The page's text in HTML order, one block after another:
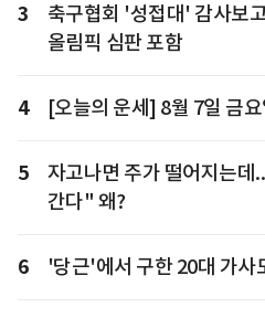
3
축구협회 '성접대' 감사보
올림픽 심판 포함
4 [오늘의 운세] 8월 7일 금
5
자고나면 주가 떨어지는
간다" 왜?
6 '당근'에서 구한 20대 가사